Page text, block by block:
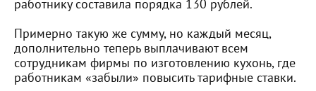
работнику составила порядка 130 рублей.
Примерно такую же сумму, но каждый месяц,
дополнительно теперь выплачивают всем
сотрудникам фирмы по изготовлению кухонь, где
работникам «забыли» повысить тарифные ставки.